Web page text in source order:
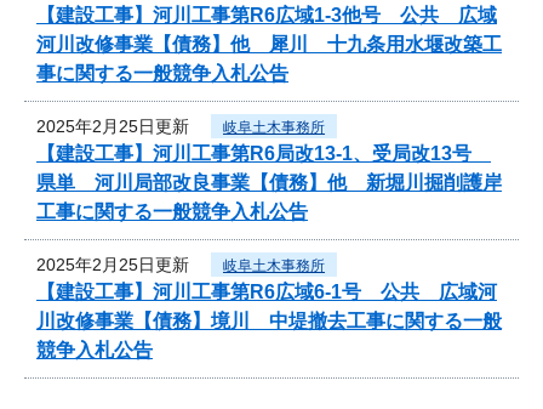
【建設工事】河川工事第R6広域1-3他号 公共 広域
河川改修事業【債務】他 犀川 十九条用水堰改築工
事に関する一般競争入札公告
2025年2月25日更新 岐阜土木事務所
【建設工事】河川工事第R6局改13-1、受局改13号
県単 河川局部改良事業【債務】他 新堀川掘削護岸
工事に関する一般競争入札公告
2025年2月25日更新 岐阜土木事務所
【建設工事】河川工事第R6広域6-1号 公共 広域河
川改修事業【債務】境川 中堤撤去工事に関する一般
競争入札公告